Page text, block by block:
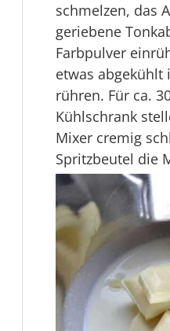
schmelzen, das
geriebene
Farbpulver
etwas
rühren. Für ca.
Kühlschrank
Mixer cremig
Spritzbeutel die